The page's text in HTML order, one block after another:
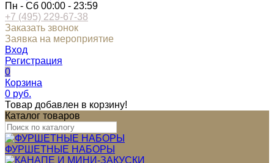
Пн - Сб 00:00 - 23:59
+7 (495) 229-67-38
Заказать звонок
Заявка на мероприятие
Вход
Регистрация
0
Корзина
0 руб.
Товар добавлен в корзину!
Каталог товаров
ФУРШЕТНЫЕ НАБОРЫ